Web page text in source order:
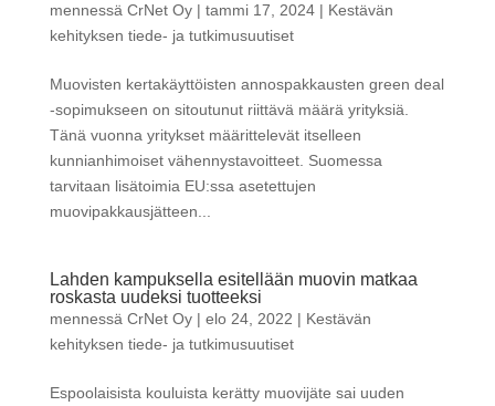
mennessä CrNet Oy| tammi 17, 2024| Kestävän
kehityksen tiede- ja tutkimusuutiset
Muovisten kertakäyttöisten annospakkausten green deal
-sopimukseen on sitoutunut riittävä määrä yrityksiä.
Tänä vuonna yritykset määrittelevät itselleen
kunnianhimoiset vähennystavoitteet. Suomessa
tarvitaan lisätoimia EU:ssa asetettujen
muovipakkausjätteen...
Lahden kampuksella esitellään muovin matkaa
roskasta uudeksi tuotteeksi
mennessä CrNet Oy| elo 24, 2022 | Kestävän
kehityksen tiede- ja tutkimusuutiset
Espoolaisista kouluista kerätty muovijäte sai uuden